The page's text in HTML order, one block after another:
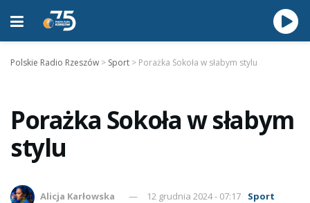
Polskie Radio Rzeszów > Sport > Porażka Sokoła w słabym stylu
Porażka Sokoła w słabym
stylu
Alicja Karłowska 12 grudnia 2024 - 07:17
Sport